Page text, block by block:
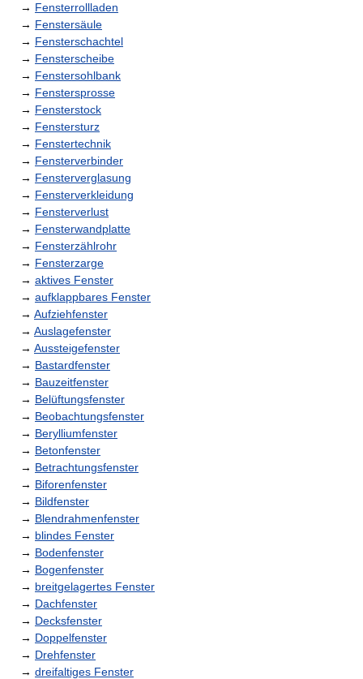
→ Fensterrollladen
→ Fenstersäule
→ Fensterschachtel
→ Fensterscheibe
→ Fenstersohlbank
→ Fenstersprosse
→ Fensterstock
→ Fenstersturz
→ Fenstertechnik
→ Fensterverbinder
→ Fensterverglasung
→ Fensterverkleidung
→ Fensterverlust
→ Fensterwandplatte
→ Fensterzählrohr
→ Fensterzarge
→ aktives Fenster
→ aufklappbares Fenster
→ Aufziehfenster
→ Auslagefenster
→ Aussteigefenster
→ Bastardfenster
→ Bauzeitfenster
→ Belüftungsfenster
→ Beobachtungsfenster
→ Berylliumfenster
→ Betonfenster
→ Betrachtungsfenster
→ Biforenfenster
→ Bildfenster
→ Blendrahmenfenster
→ blindes Fenster
→ Bodenfenster
→ Bogenfenster
→ breitgelagertes Fenster
→ Dachfenster
→ Decksfenster
→ Doppelfenster
→ Drehfenster
→ dreifaltiges Fenster